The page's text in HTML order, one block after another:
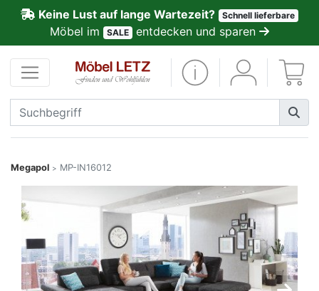
Keine Lust auf lange Wartezeit? Schnell lieferbare
Möbel im SALE entdecken und sparen
Megapol > MP-IN16012
Kundenmeinungen
Anmelden
PREMIUM
Schnell
lieferbar
Polsterplaner